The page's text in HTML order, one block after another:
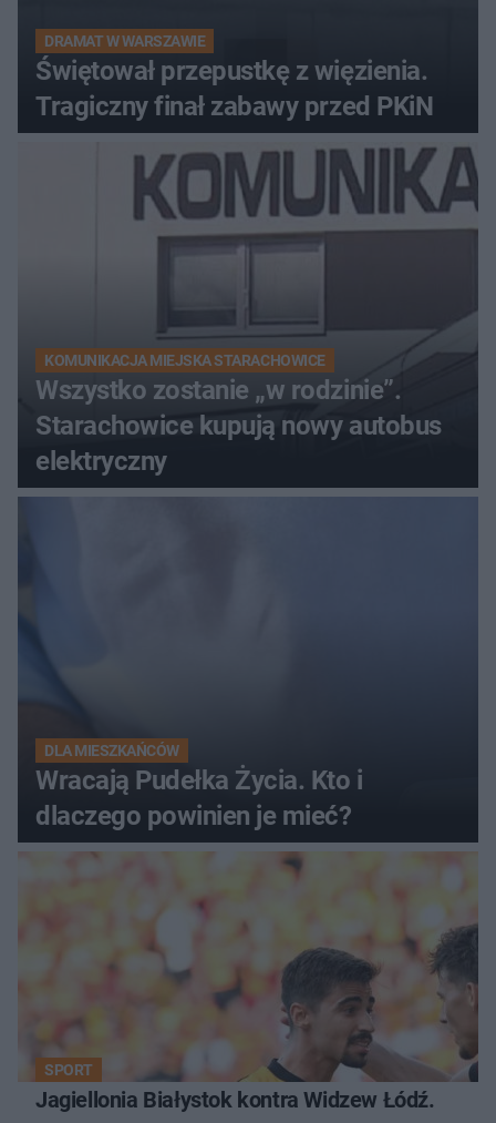
DRAMAT W WARSZAWIE
Świętował przepustkę z więzienia.
Tragiczny finał zabawy przed PKiN
KOMUNIKACJA MIEJSKA STARACHOWICE
Wszystko zostanie „w rodzinie”.
Starachowice kupują nowy autobus
elektryczny
DLA MIESZKAŃCÓW
Wracają Pudełka Życia. Kto i
dlaczego powinien je mieć?
SPORT
Jagiellonia Białystok kontra Widzew Łódź.